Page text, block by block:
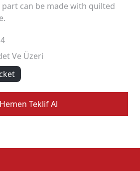
can be made with quilted
Ve Üzeri
Hemen Teklif Al